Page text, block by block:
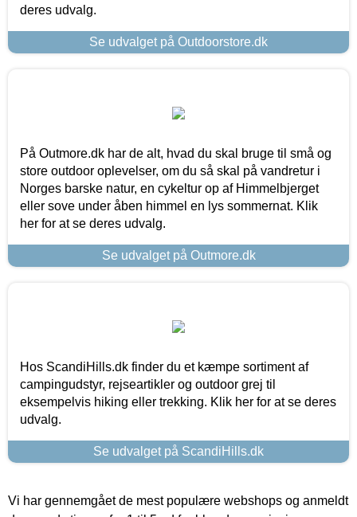
deres udvalg.
Se udvalget på Outdoorstore.dk
På Outmore.dk har de alt, hvad du skal bruge til små og
store outdoor oplevelser, om du så skal på vandretur i
Norges barske natur, en cykeltur op af Himmelbjerget
eller sove under åben himmel en lys sommernat. Klik
her for at se deres udvalg.
Se udvalget på Outmore.dk
Hos ScandiHills.dk finder du et kæmpe sortiment af
campingudstyr, rejseartikler og outdoor grej til
eksempelvis hiking eller trekking. Klik her for at se deres
udvalg.
Se udvalget på ScandiHills.dk
Vi har gennemgået de mest populære webshops og anmeldt